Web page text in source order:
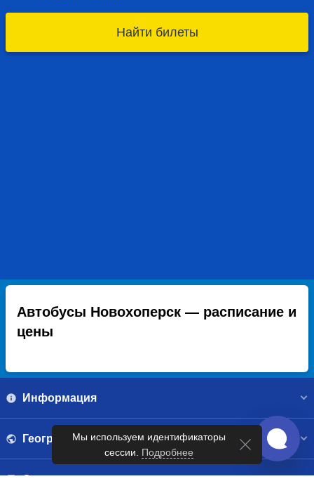
Найти билеты
Автобусы Новохоперск — расписание и
цены
Информация
География
Справочник
Мы используем идентификаторы
сессии. Подробнее